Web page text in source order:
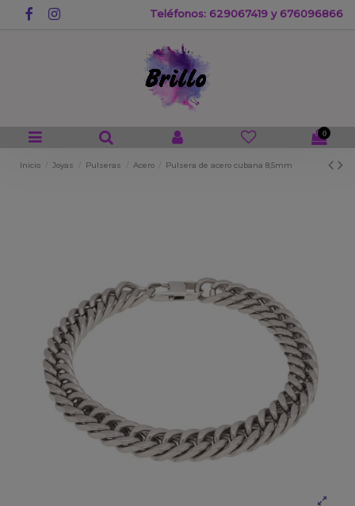
Teléfonos: 629067419 y 676096866
0
Inicio Joyas Pulseras Acero Pulsera de acero cubana 8,5mm